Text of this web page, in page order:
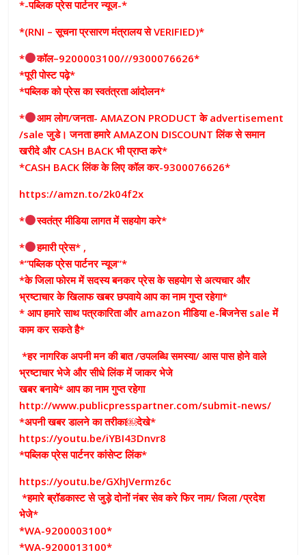
*-पब्लिक प्रेस पार्टनर न्यूज-*
*(RNI – सूचना प्रसारण मंत्रालय से VERIFIED)*
*
कॉल–9200003100///9300076626*
*पूरी पोस्ट पढ़े*
*पब्लिक को प्रेस का स्वतंत्रता आंदोलन*
*
आम लोग/जनता- AMAZON PRODUCT के advertisement
/sale जुडे। जनता हमारे AMAZON DISCOUNT लिंक से समान
खरीदे और CASH BACK भी प्राप्त करे*
*CASH BACK लिंक के लिए कॉल कर-9300076626*
https://amzn.to/2k04f2x
*
स्वतंत्र मीडिया लागत में सहयोग करे*
*
हमारी प्रेस* ,
*”पब्लिक प्रेस पार्टनर न्यूज”*
*के जिला फोरम में सदस्य बनकर प्रेस के सहयोग से अत्यचार और
भ्रष्टाचार के खिलाफ खबर छपवाये आप का नाम गुप्त रहेगा*
* आप हमारे साथ पत्रकारिता और amazon मीडिया e-बिजनेस sale में
काम कर सकते है*
*हर नागरिक अपनी मन की बात /उपलब्धि समस्या/ आस पास होने वाले
भ्रष्टाचार भेजे और सीधे लिंक में जाकर भेजे
खबर बनाये* आप का नाम गुप्त रहेगा
http://www.publicpresspartner.com/submit-news/
*अपनी खबर डालने का तरीका￼देखे*
https://youtu.be/iYBI43Dnvr8
*पब्लिक प्रेस पार्टनर कांसेप्ट लिंक*
https://youtu.be/GXhJVermz6c
*हमारे ब्रॉडकास्ट से जुड़े दोनों नंबर सेव करे फिर नाम/ जिला /प्रदेश
भेजे*
*WA-9200003100*
*WA-9200013100*